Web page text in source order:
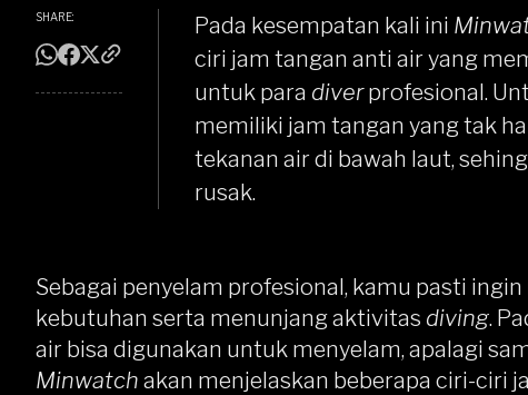
SHARE: Pada kesempatan kali ini
ciri jam tangan anti air yang
untuk para diverprofesional.
memiliki jam tangan yang tak
tekanan air di bawah laut,
rusak.
Sebagai penyelam profesional, kamu pasti
kebutuhan serta menunjang aktivitas diving.
air bisa digunakan untuk menyelam, apalagi
Minwatch akan menjelaskan beberapa ciri-ciri